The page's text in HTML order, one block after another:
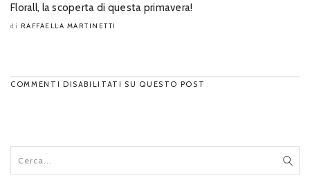
Florall, la scoperta di questa primavera!
di RAFFAELLA MARTINETTI
COMMENTI DISABILITATI SU QUESTO POST